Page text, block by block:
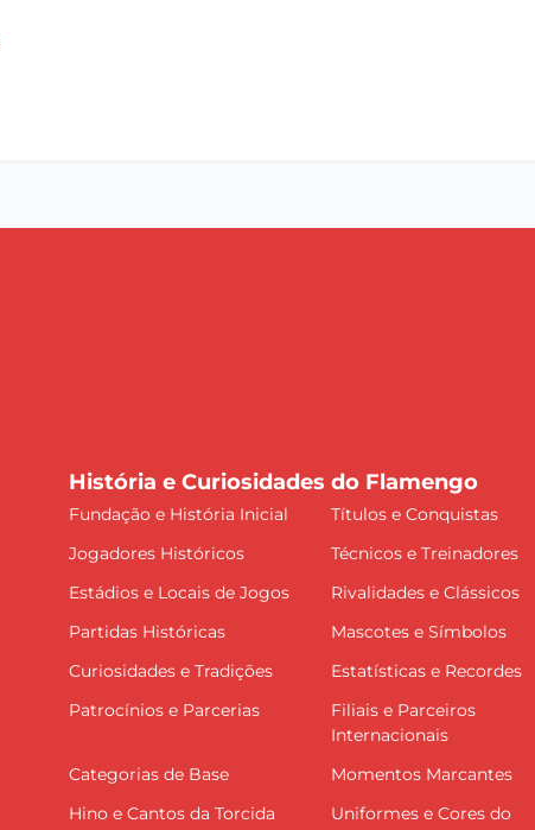
História e Curiosidades do Flamengo
Fundação e História Inicial
Títulos e Conquistas
Jogadores Históricos
Técnicos e Treinadores
Estádios e Locais de Jogos
Rivalidades e Clássicos
Partidas Históricas
Mascotes e Símbolos
Curiosidades e Tradições
Estatísticas e Recordes
Patrocínios e Parcerias
Filiais e Parceiros
Internacionais
Categorias de Base
Momentos Marcantes
Hino e Cantos da Torcida
Uniformes e Cores do